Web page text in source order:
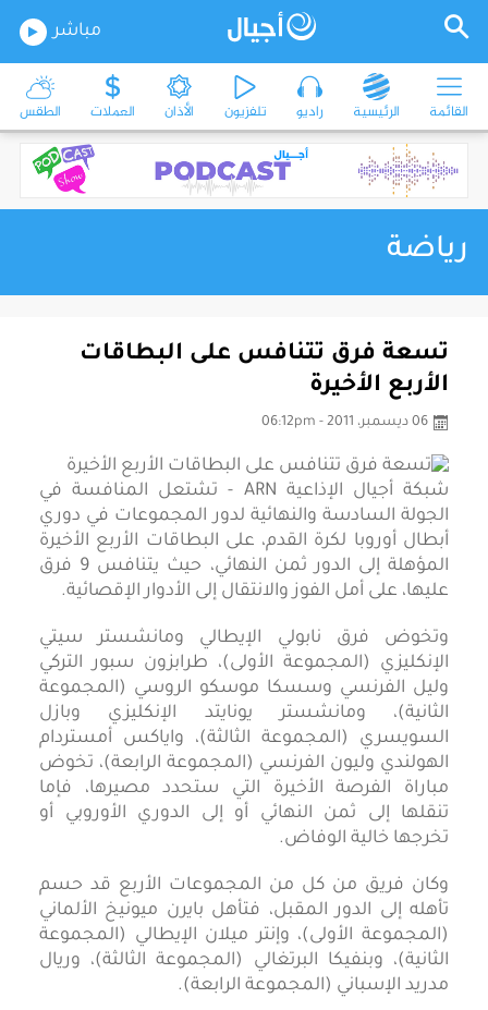
مباشر
القائمة الرئيسية راديو تلفزيون الأذان العملات الطقس
رياضة
تسعة فرق تتنافس على البطاقات
الأربع الأخيرة
06 ديسمبر، 2011 - 06:12pm
شبكة أجيال الإذاعية ARN - تشتعل المنافسة في
الجولة السادسة والنهائية لدور المجموعات في دوري
أبطال أوروبا لكرة القدم، على البطاقات الأربع الأخيرة
المؤهلة إلى الدور ثمن النهائي، حيث يتنافس 9 فرق
عليها، على أمل الفوز والانتقال إلى الأدوار الإقصائية.
وتخوض فرق نابولي الإيطالي ومانشستر سيتي
الإنكليزي (المجموعة الأولى)، طرابزون سبور التركي
وليل الفرنسي وسسكا موسكو الروسي (المجموعة
الثانية)، ومانشستر يونايتد الإنكليزي وبازل
السويسري (المجموعة الثالثة)، واياكس أمستردام
الهولندي وليون الفرنسي (المجموعة الرابعة)، تخوض
مباراة الفرصة الأخيرة التي ستحدد مصيرها، فإما
تنقلها إلى ثمن النهائي أو إلى الدوري الأوروبي أو
تخرجها خالية الوفاض.
وكان فريق من كل من المجموعات الأربع قد حسم
تأهله إلى الدور المقبل، فتأهل بايرن ميونيخ الألماني
(المجموعة الأولى)، وإنتر ميلان الإيطالي (المجموعة
الثانية)، وبنفيكا البرتغالي (المجموعة الثالثة)، وريال
مدريد الإسباني (المجموعة الرابعة).